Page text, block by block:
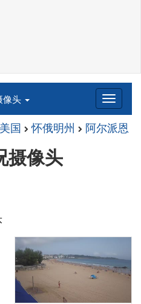
像头
美国 怀俄明州 阿尔派恩
摄像头